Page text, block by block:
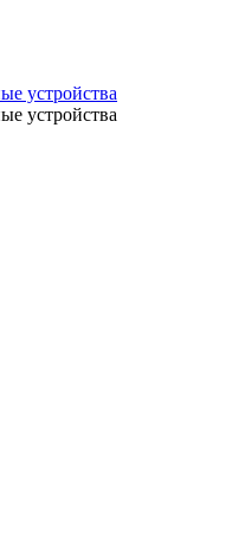
устройства
устройства